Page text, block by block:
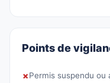
Points de
✗Permis suspendu ou